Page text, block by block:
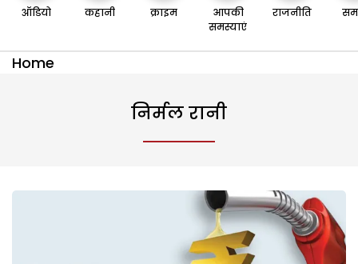
ऑडियो कहानी क्राइम
आपकी
समस्याएं
राजनीति
Home
निर्मल रानी